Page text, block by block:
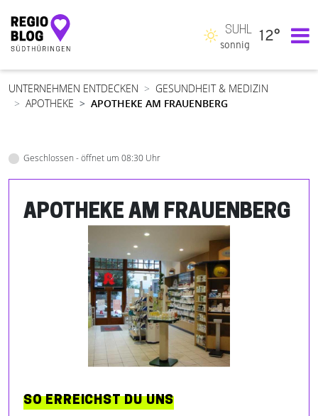
Hauptnavigation
SUHL
sonnig
12°
UNTERNEHMEN ENTDECKEN
GESUNDHEIT & MEDIZIN
APOTHEKE
APOTHEKE AM FRAUENBERG
Geschlossen - öffnet um 08:30 Uhr
APOTHEKE AM FRAUENBERG
SO ERREICHST DU UNS